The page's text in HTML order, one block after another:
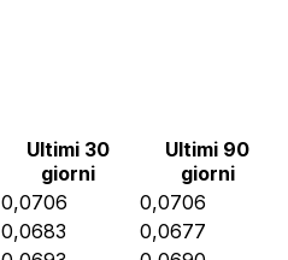
Ultimi 30
giorni
Ultimi 90
giorni
0,0706
0,0706
0,0683
0,0677